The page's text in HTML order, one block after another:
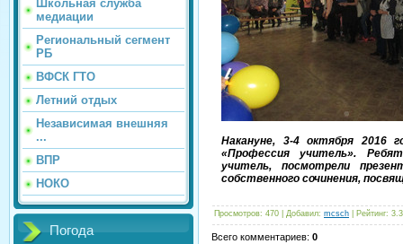
Школьная служба
медиации
Региональный сегмент
РБ
ВФСК ГТО
Летний отдых
Независимая внешняя
...
ВПР
НОКО
Погода
Накануне, 3-4 октября 2016
«Профессия учитель».
учитель, посмотрели
собственного сочинения,
Просмотров: 470 Добавил: mcsch Рейтинг: 3.3
Всего комментариев: 0